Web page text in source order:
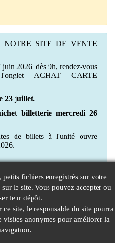
NOTRE SITE DE VENTE
juin 2026, dès 9h, rendez-vous
ACHAT CARTE
23 juillet.
billetterie mercredi 26
de billets à l'unité ouvre
petits fichiers enregistrés sur votre
le site. Vous pouvez accepter ou
leur dépôt.
ce site, le responsable du site pourra
visites anonymes pour améliorer la